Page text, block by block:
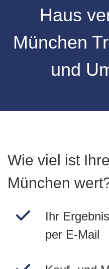
Haus
München
und
Wie viel ist
München
Ihr
per E-Mail